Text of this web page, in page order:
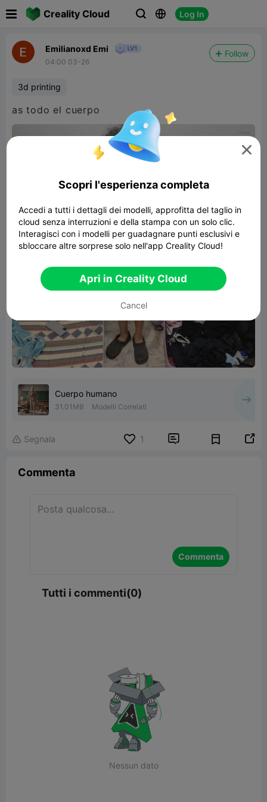
Creality Cloud   Log In
Emilianoxd Emi
04:00 03-26
Follow
3d printing
as todo el cuerpo
Cuerpo humano
31.01MB Modelli Correlati
 Segnala 1  
Commenta
Commenta
Tutti i commenti(0)
Nessun dato

Scopri l'esperienza completa
Accedi a tutti i dettagli dei modelli, approfitta del taglio in
cloud senza interruzioni e della stampa con un solo clic.
Interagisci con i modelli per guadagnare punti esclusivi e
sbloccare altre sorprese solo nell'app Creality Cloud!
Apri in Creality Cloud
Cancel